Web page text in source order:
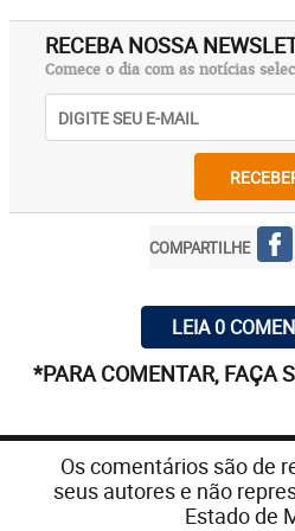
RECEBA NOSSA
Comece o dia com as notícias
COMPARTILHE
LEIA 0
*PARA COMENTAR, FAÇA
Os comentários são de
seus autores e não
Estado de